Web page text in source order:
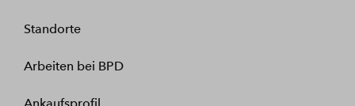
Standorte
Arbeiten bei BPD